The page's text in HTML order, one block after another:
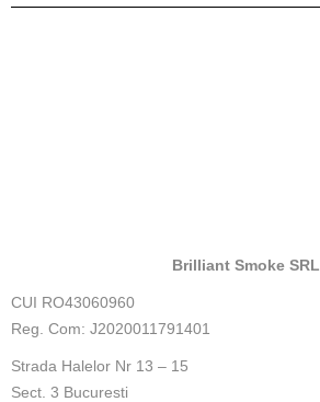
Brilliant Smoke SRL
CUI RO43060960
Reg. Com: J2020011791401
Strada Halelor Nr 13 – 15
Sect. 3 Bucuresti